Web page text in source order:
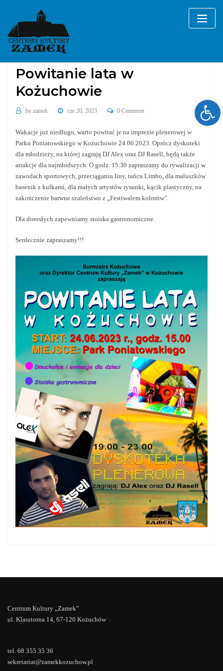
content
Bez kategorii
Powitanie lata w
Kożuchowie
by zamek cze 20, 2023 0 Comment
Wakacje już niedługo, warto powitać je na imprezie plenerowej w
Parku Poniatowskiego w Kożuchowie 24.06.2023. Oprócz dyskoteki
dla młodzieży, na której zagrają DJ Alex oraz DJ Rasell, będą także
atrakcje dla najmłodszych. O godz. 15.30 zapraszamy do rywalizacji w
zawodach sportowych, przeciąganiu liny, tańcu Limbo, dla maluszków
basenik z kulkami, dla małych artystów rysunki, kącik plastyczny, na
zakończenie barwne szaleństwo z „Festiwalem kolorów”.
Dla dorosłych zapewniamy stoiska gastronomiczne.
Serdecznie zapraszamy!!!
Centrum Kultury „Zamek”
ul. Klasztorna 14, 67-120 Kożuchów
tel. 68 355 35 36
sekretariat@zamekkozuchow.pl